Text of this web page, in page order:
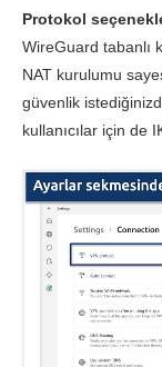
Protokol
WireGuard tabanlı
NAT kurulumu
güvenlik
kullanıcılar için de